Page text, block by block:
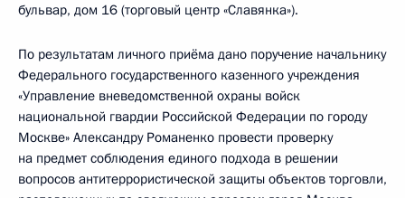
бульвар, дом 16 (торговый центр «Славянка»).
По результатам личного приёма дано поручение начальнику
Федерального государственного казенного учреждения
«Управление вневедомственной охраны войск
национальной гвардии Российской Федерации по городу
Москве» Александру Романенко провести проверку
на предмет соблюдения единого подхода в решении
вопросов антитеррористической защиты объектов торговли,